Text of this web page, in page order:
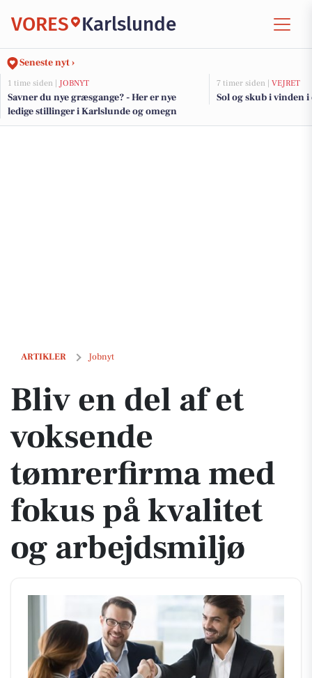
VORES Karlslunde
Seneste nyt ›
1 time siden | JOBNYT
Savner du nye græsgange? - Her er nye
ledige stillinger i Karlslunde og omegn
7 timer siden | VEJRET
Sol og skub i vinden i
ARTIKLER Jobnyt
Bliv en del af et voksende tømrerfirma med fokus på kvalitet og
Bliv en del af et
voksende
tømrerfirma med
fokus på kvalitet
og arbejdsmiljø